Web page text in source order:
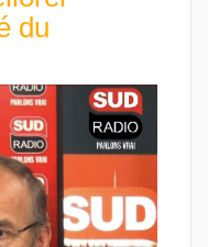
du